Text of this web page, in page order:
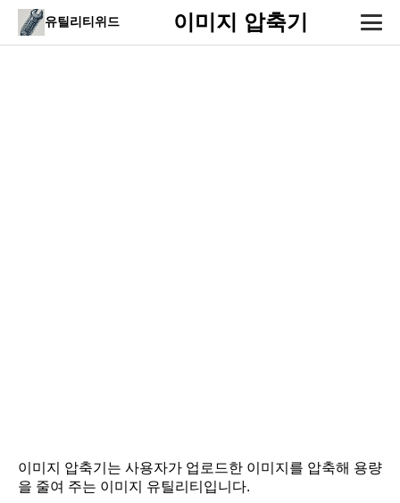
유틸리티위드 이미지 압축기
이미지 압축기는 사용자가 업로드한 이미지를 압축해 용량
을 줄여 주는 이미지 유틸리티입니다.